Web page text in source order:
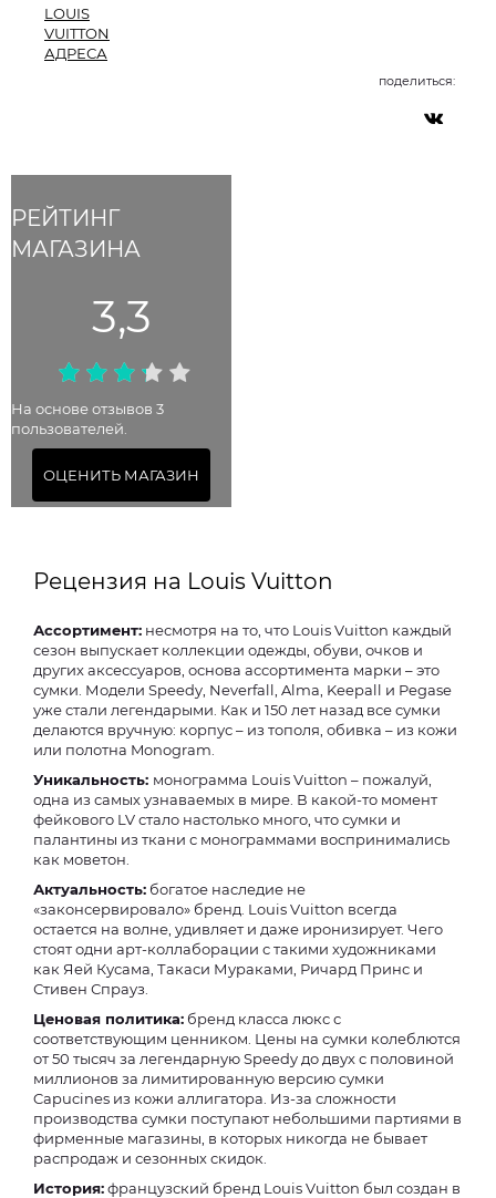
РЕЙТИНГ
МАГАЗИНА
3,3
На основе отзывов 3
пользователей.
ОЦЕНИТЬ МАГАЗИН
LOUIS
VUITTON
АДРЕСА
поделиться:
Рецензия на Louis Vuitton
Ассортимент: несмотря на то, что Louis Vuitton каждый
сезон выпускает коллекции одежды, обуви, очков и
других аксессуаров, основа ассортимента марки – это
сумки. Модели Speedy, Neverfall, Alma, Keepall и Pegase
уже стали легендарыми. Как и 150 лет назад все сумки
делаются вручную: корпус – из тополя, обивка – из кожи
или полотна Monogram.
Уникальность: монограмма Louis Vuitton – пожалуй,
одна из самых узнаваемых в мире. В какой-то момент
фейкового LV стало настолько много, что сумки и
палантины из ткани с монограммами воспринимались
как моветон.
Актуальность: богатое наследие не
«законсервировало» бренд. Louis Vuitton всегда
остается на волне, удивляет и даже иронизирует. Чего
стоят одни арт-коллаборации с такими художниками
как Яей Кусама, Такаси Мураками, Ричард Принс и
Стивен Спрауз.
Ценовая политика: бренд класса люкс с
соответствующим ценником. Цены на сумки колеблются
от 50 тысяч за легендарную Speedy до двух с половиной
миллионов за лимитированную версию сумки
Capucines из кожи аллигатора. Из-за сложности
производства сумки поступают небольшими партиями в
фирменные магазины, в которых никогда не бывает
распродаж и сезонных скидок.
История:французский бренд Louis Vuitton был создан в